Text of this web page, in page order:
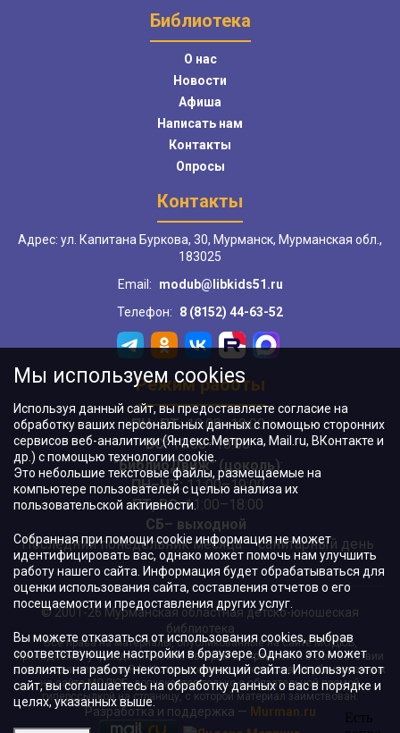
Библиотека
О нас
Новости
Афиша
Написать нам
Контакты
Опросы
Контакты
Адрес: ул. Капитана Буркова, 30, Мурманск, Мурманская обл.,
183025
Email:
modub@libkids51.ru
Телефон:
8 (8152) 44-63-52
Режим работы
ПН–ПТ:10:00–18:00
ВС:11:00–18:00
"БиблиоДвиж" (цоколь):
ПН–ЧТ:11:00–19:00
ПТ, ВС:11:00–18:00
СБ– выходной
Последний понедельник месяца – санитарный день
© 2001-26 Мурманская областная детско-юношеская
библиотека
Все права на материалы, опубликованные на сайте МОДЮБ,
принадлежат учреждению и/или авторам и охраняются в соответствии
с законодательством РФ. Использование материалов, опубликованных
на сайте МОДЮБ, допускается только с обязательной прямой
гиперссылкой на страницу, с которой материал заимствован.
Разработка и поддержка — Murman.ru
Мы используем cookies
Используя данный сайт, вы предоставляете согласие на
обработку ваших персональных данных с помощью сторонних
сервисов веб-аналитики (Яндекс.Метрика, Mail.ru, ВКонтакте и
др.) с помощью технологии cookie.
Это небольшие текстовые файлы, размещаемые на
компьютере пользователей с целью анализа их
пользовательской активности.
Собранная при помощи cookie информация не может
идентифицировать вас, однако может помочь нам улучшить
работу нашего сайта. Информация будет обрабатываться для
оценки использования сайта, составления отчетов о его
посещаемости и предоставления других услуг.
Вы можете отказаться от использования cookies, выбрав
соответствующие настройки в браузере. Однако это может
повлиять на работу некоторых функций сайта. Используя этот
сайт, вы соглашаетесь на обработку данных о вас в порядке и
целях, указанных выше.